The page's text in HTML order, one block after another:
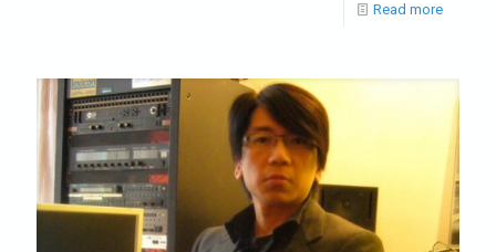
Read more